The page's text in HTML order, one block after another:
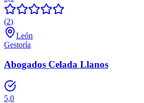
(2)
León
Gestoría
Abogados Celada Llanos
5,0